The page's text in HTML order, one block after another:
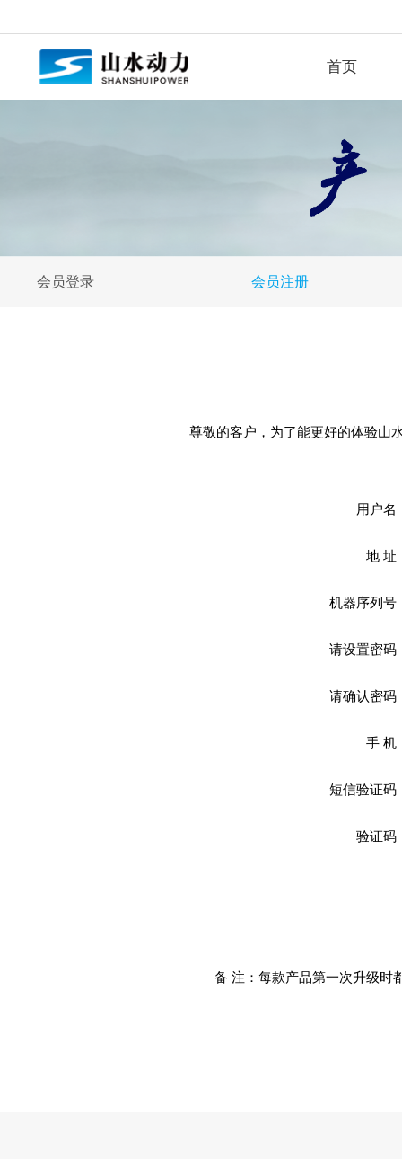
首页
会员登录 会员注册
尊敬的客户，为了能更好的体验山
用户名
地 址
机器序列号
请设置密码
请确认密码
手 机
短信验证码
验证码
备 注：每款产品第一次升级时